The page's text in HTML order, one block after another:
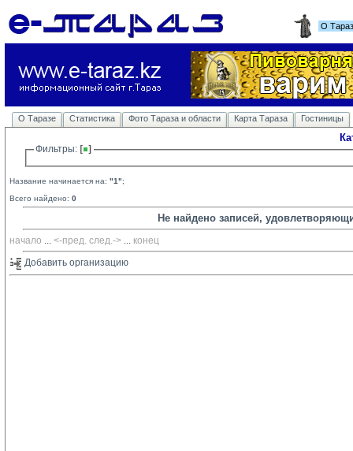
О
О Таразе Статистика Фото Тараза и области Карта Тараза Гостиницы
Фильтры:
Название начинается на: "1";
Всего найдено: 0
Не найдено записей,
начало ... <-пред. след.-> ... конец
Добавить организацию